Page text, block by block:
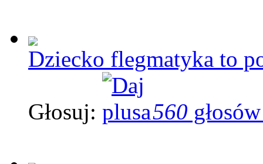
Dziecko flegmatyka to
Głosuj: 560